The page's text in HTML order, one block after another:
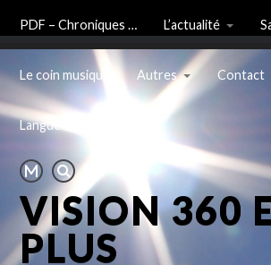
PDF – Chroniques … L’actualité
Le coin musique Autres Contact
Langue
VISION 360
PLUS